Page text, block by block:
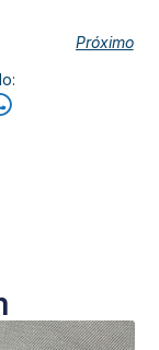
Próximo